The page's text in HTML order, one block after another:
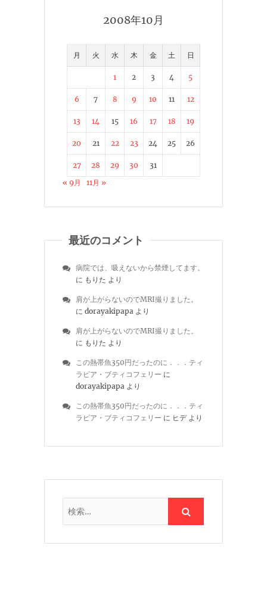
2008年10月
月 火 水 木 金 土 日
1 2 3 4 5
6 7 8 9 10 11 12
13 14 15 16 17 18 19
20 21 22 23 24 25 26
27 28 29 30
31
« 9月
11月 »
最近のコメント
病院では、吸えないから禁煙してます。
に もりた より
肩が上がらないのでMRI撮りました。
に dorayakipapa より
肩が上がらないのでMRI撮りました。
に もりた より
この熱帯魚350円だったのに．．．ティ
ラピア・ブティコフェリー に
dorayakipapa より
この熱帯魚350円だったのに．．．ティ
ラピア・ブティコフェリー に ヒデより